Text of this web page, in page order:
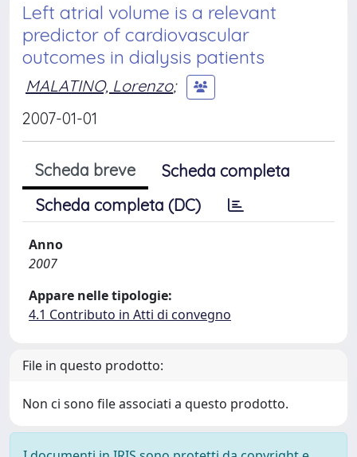
Left atrial volume is a relevant
predictor of cardiovascular
outcomes in dialysis patients
MALATINO, Lorenzo;
2007-01-01
Scheda breve
Scheda completa
Scheda completa (DC)
Anno
2007
Appare nelle tipologie:
4.1 Contributo in Atti di convegno
File in questo prodotto:
Non ci sono file associati a questo prodotto.